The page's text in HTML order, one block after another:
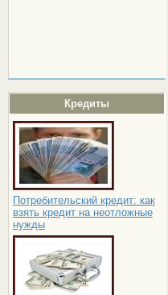
Кредиты
Потребительский кредит: как
взять кредит на неотложные
нужды